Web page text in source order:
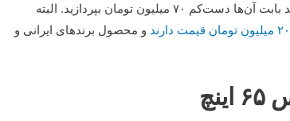
تومان بپردازید. البته
و محصول برند‌های ایرانی و